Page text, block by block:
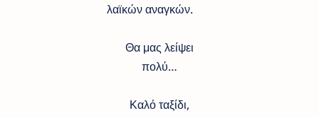
λαϊκών αναγκών.
Θα μας λείψει
πολύ…
Καλό ταξίδι,